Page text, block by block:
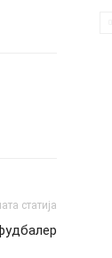
статија